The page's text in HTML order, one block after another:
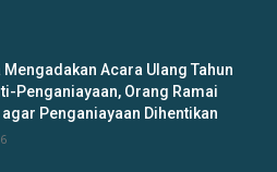
Mengadakan Acara Ulang Tahun
Penganiayaan, Orang Ramai
Penganiayaan Dihentikan